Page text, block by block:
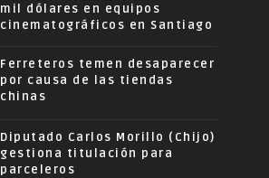
mil dólares en equipos
cinematográficos en Santiago
Ferreteros temen desaparecer
por causa de las tiendas
chinas
Diputado Carlos Morillo (Chijo)
gestiona titulación para
parceleros